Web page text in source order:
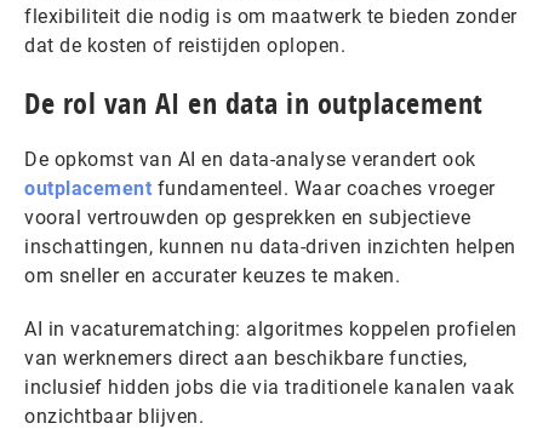
flexibiliteit die nodig is om maatwerk te bieden zonder
dat de kosten of reistijden oplopen.
De rol van AI en data in outplacement
De opkomst van AI en data-analyse verandert ook
outplacement fundamenteel. Waar coaches vroeger
vooral vertrouwden op gesprekken en subjectieve
inschattingen, kunnen nu data-driven inzichten helpen
om sneller en accurater keuzes te maken.
AI in vacaturematching: algoritmes koppelen profielen
van werknemers direct aan beschikbare functies,
inclusief hidden jobs die via traditionele kanalen vaak
onzichtbaar blijven.